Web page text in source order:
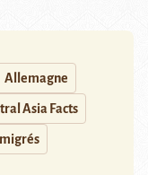
Allemagne
Asia Facts